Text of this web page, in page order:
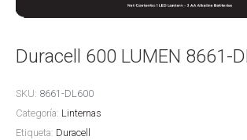
Duracell 600 LUMEN 8661-
SKU: 8661-DL600
Categoría: Linternas
Etiqueta: Duracell